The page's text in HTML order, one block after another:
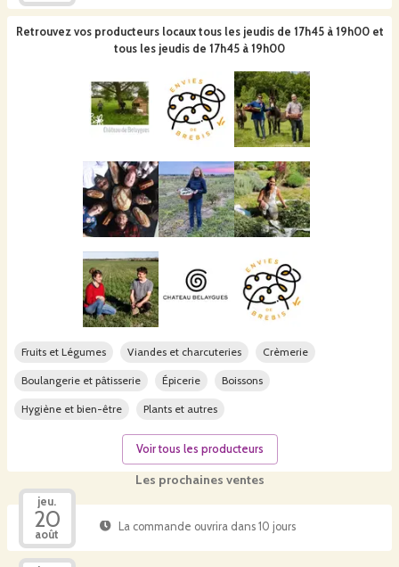
Les prochaines ventes
jeu.
20
août
La commande ouvrira dans 10 jours
Retrouvez vos producteurs locaux tous les jeudis de 17h45 à 19h00 et
tous les jeudis de 17h45 à 19h00
Fruits et Légumes Viandes et charcuteries Crèmerie
Boulangerie et pâtisserie Épicerie Boissons
Hygiène et bien-être Plants et autres
Voir tous les producteurs